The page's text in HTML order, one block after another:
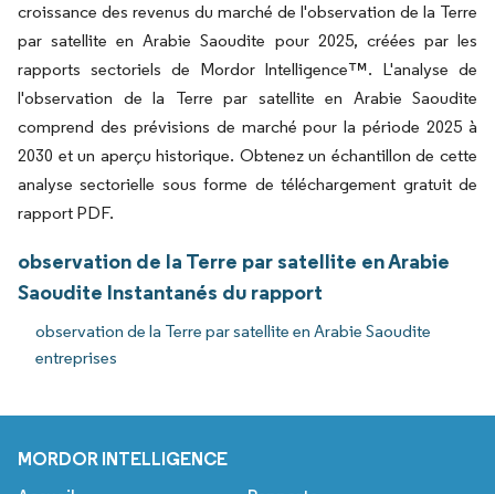
croissance des revenus du marché de l'observation de la Terre
par satellite en Arabie Saoudite pour 2025, créées par les
rapports sectoriels de Mordor Intelligence™. L'analyse de
l'observation de la Terre par satellite en Arabie Saoudite
comprend des prévisions de marché pour la période 2025 à
2030 et un aperçu historique. Obtenez un échantillon de cette
analyse sectorielle sous forme de téléchargement gratuit de
rapport PDF.
observation de la Terre par satellite en Arabie
Saoudite Instantanés du rapport
observation de la Terre par satellite en Arabie Saoudite
entreprises
MORDOR INTELLIGENCE